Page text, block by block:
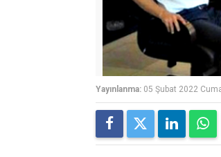
Yayınlanma: 05 Şubat 2022